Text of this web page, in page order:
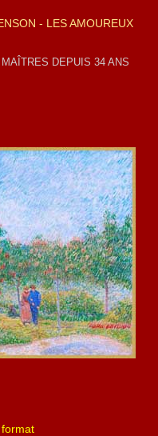
- LES AMOUREUX
DEPUIS 34 ANS